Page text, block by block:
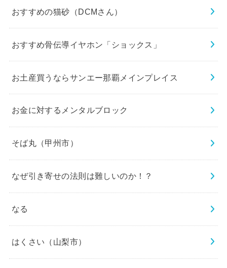
おすすめの猫砂（DCMさん）
おすすめ骨伝導イヤホン「ショックス」
お土産買うならサンエー那覇メインプレイス
お金に対するメンタルブロック
そば丸（甲州市）
なぜ引き寄せの法則は難しいのか！？
なる
はくさい（山梨市）